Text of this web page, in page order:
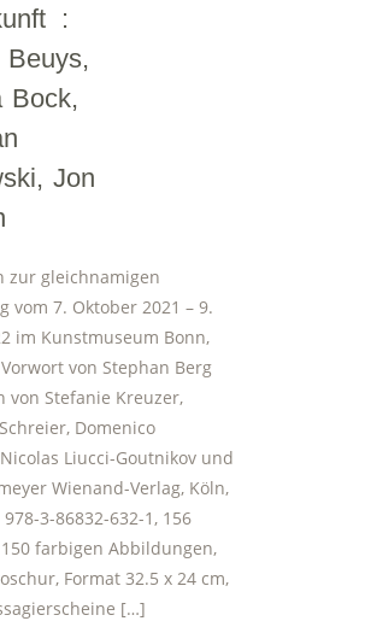
:
Beuys,
Bock,
Jon
zur gleichnamigen
vom 7. Oktober 2021 – 9.
im Kunstmuseum Bonn,
von Stephan Berg
von Stefanie Kreuzer,
Domenico
Liucci-Goutnikov und
Wienand-Verlag, Köln,
978-3-86832-632-1, 156
150 farbigen Abbildungen,
Format 32.5 x 24 cm,
[…]